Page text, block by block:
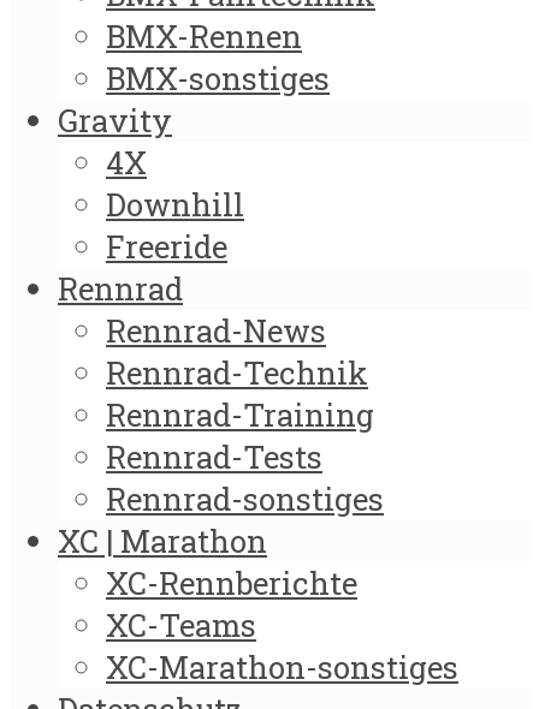
BMX-Rennen
BMX-sonstiges
Gravity
4X
Downhill
Freeride
Rennrad
Rennrad-News
Rennrad-Technik
Rennrad-Training
Rennrad-Tests
Rennrad-sonstiges
XC | Marathon
XC-Rennberichte
XC-Teams
XC-Marathon-sonstiges